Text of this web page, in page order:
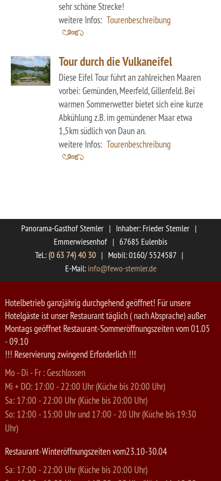
sehr schöne Strecke!
weitere Infos: Tourenbeschreibung
Tour durch die Vulkaneifel
Diese Eifel Tour führt an zahlreichen Maaren
vorbei: Gemünden, Meerfeld, Gillenfeld. Bei
warmen Sommerwetter bietet sich eine kurze
Abkühlung z.B. im gemündener Maar etwa
1,5km südlich von Daun an.
weitere Infos: Tourenbeschreibung
Panorama-Gasthof Stemler | Inhaber: Frieder Stemler |
Emmerwiesenhof | 67685 Eulenbis
Tel.: (0 63 74) 40 30 | Mobil: 0160/ 5524587 |
E-Mail: info@fewo-stemler.de
Hotelbetrieb ganzjährig durchgehend geöffnet! Für unsere
Hotelgäste ist unser Restaurant täglich ( nach Absprache) außer
Montags geöffnet Restaurant-Sommeröffnungszeiten vom 01.05
- 09.10
!!! Reservierung zwingend Erforderlich !!!
Mo - Di - Fr : Geschlossen
Mi + DO: 17:00 - 22:00 Uhr (Küche bis 20:00 Uhr)
Sa: 17:00 - 22:00 Uhr (Küche bis 20:00 Uhr)
So: 12:00 - 15:00 Uhr und 17:00 - 20 Uhr (Küche bis 19:30
Uhr)
Restaurant-Winteröffnungszeiten vom23.10-30.04
Sa: 17:00 - 22:00 Uhr (Küche bis 20:00 Uhr)